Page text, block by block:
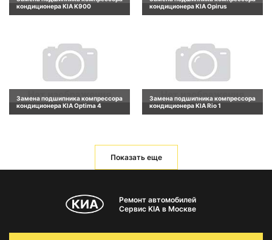
кондиционера KIA K900
кондиционера KIA Opirus
Замена подшипника компрессора
кондиционера KIA Optima 4
Замена подшипника компрессора
кондиционера KIA Rio 1
Показать еще
Ремонт автомобилей
Сервис KIA в Москве